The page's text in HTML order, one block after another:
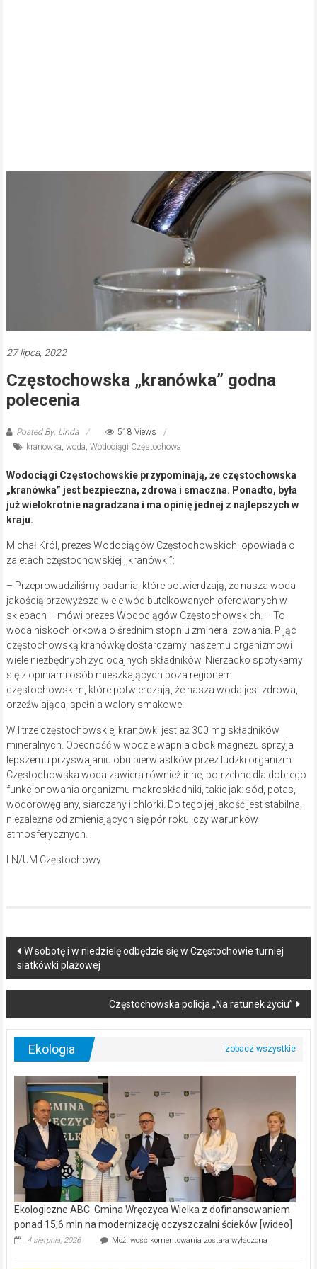
27 lipca, 2022
Częstochowska „kranówka” godna
polecenia
Posted By: Linda
518 Views
kranówka woda Wodociągi Częstochowa
Wodociągi Częstochowskie przypominają, że częstochowska
„kranówka” jest bezpieczna, zdrowa i smaczna. Ponadto, była
już wielokrotnie nagradzana i ma opinię jednej z najlepszych w
kraju.
Michał Król, prezes Wodociągów Częstochowskich, opowiada o
zaletach częstochowskiej ,,kranówki”:
– Przeprowadziliśmy badania, które potwierdzają, że nasza woda
jakością przewyższa wiele wód butelkowanych oferowanych w
sklepach – mówi prezes Wodociągów Częstochowskich. – To
woda niskochlorkowa o średnim stopniu zmineralizowania. Pijąc
częstochowską kranówkę dostarczamy naszemu organizmowi
wiele niezbędnych życiodajnych składników. Nierzadko spotykamy
się z opiniami osób mieszkających poza regionem
częstochowskim, które potwierdzają, że nasza woda jest zdrowa,
orzeźwiająca, spełnia walory smakowe.
W litrze częstochowskiej kranówki jest aż 300 mg składników
mineralnych. Obecność w wodzie wapnia obok magnezu sprzyja
lepszemu przyswajaniu obu pierwiastków przez ludzki organizm.
Częstochowska woda zawiera również inne, potrzebne dla dobrego
funkcjonowania organizmu makroskładniki, takie jak: sód, potas,
wodorowęglany, siarczany i chlorki. Do tego jej jakość jest stabilna,
niezależna od zmieniających się pór roku, czy warunków
atmosferycznych.
LN/UM Częstochowy
Post
navigation
W sobotę i w niedzielę odbędzie się w Częstochowie turniej
siatkówki plażowej
Częstochowska policja „Na ratunek życiu”
Ekologia
Ekologiczne ABC. Gmina Wręczyca Wielka z dofinansowaniem
ponad 15,6 mln na modernizację oczyszczalni ścieków [wideo]
4 sierpnia, 2026 Możliwość komentowania Ekologiczne
została wyłączona